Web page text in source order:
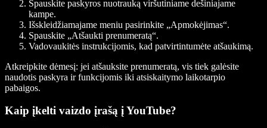
Spauskite paskyros nuotrauką viršutiniame dešiniajame
kampe.
Išskleidžiamajame meniu pasirinkite „Apmokėjimas“.
Spauskite „Atšaukti prenumeratą“.
Vadovaukitės instrukcijomis, kad patvirtintumėte atšaukimą.
Atkreipkite dėmesį: jei atšauksite prenumeratą, vis tiek galėsite
naudotis paskyra ir funkcijomis iki atsiskaitymo laikotarpio
pabaigos.
Kaip įkelti vaizdo įrašą į YouTube?